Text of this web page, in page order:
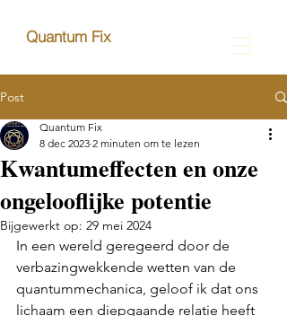
Quantum Fix
Post
Kwantumeffecten en onze
ongelooflijke potentie
Quantum Fix
8 dec 2023 2 minuten om te lezen
Bijgewerkt op: 29 mei 2024
In een wereld geregeerd door de
verbazingwekkende wetten van de
quantummechanica, geloof ik dat ons
lichaam een diepgaande relatie heeft